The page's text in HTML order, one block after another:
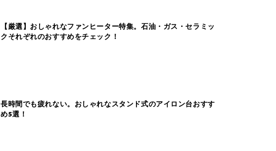
【厳選】おしゃれなファンヒーター特集。石油・ガス・セラミッ
クそれぞれのおすすめをチェック！
長時間でも疲れない。おしゃれなスタンド式のアイロン台おすす
め5選！